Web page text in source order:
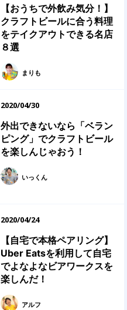
【おうちで外飲み気分！】
クラフトビールに合う料理
をテイクアウトできる名店
８選
まりも
2020/04/30
外出できないなら「ベラン
ピング」でクラフトビール
を楽しんじゃおう！
いっくん
2020/04/24
【自宅で本格ペアリング】
Uber Eatsを利用して自宅
でよなよなビアワークスを
楽しんだ！
アルフ